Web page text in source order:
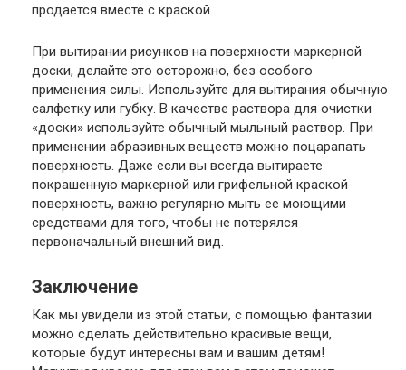
продается вместе с краской.
При вытирании рисунков на поверхности маркерной
доски, делайте это осторожно, без особого
применения силы. Используйте для вытирания обычную
салфетку или губку. В качестве раствора для очистки
«доски» используйте обычный мыльный раствор. При
применении абразивных веществ можно поцарапать
поверхность. Даже если вы всегда вытираете
покрашенную маркерной или грифельной краской
поверхность, важно регулярно мыть ее моющими
средствами для того, чтобы не потерялся
первоначальный внешний вид.
Заключение
Как мы увидели из этой статьи, с помощью фантазии
можно сделать действительно красивые вещи,
которые будут интересны вам и вашим детям!